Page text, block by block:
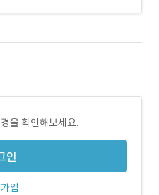
을 확인해보세요.
인
입